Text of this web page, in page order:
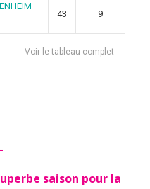
43 9
Voir le tableau complet
saison pour la